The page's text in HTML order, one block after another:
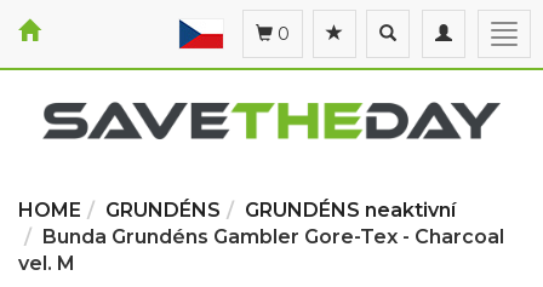
Toggle
navigation
Toggle
search
0
HOME GRUNDÉNS
GRUNDÉNS neaktivní
Bunda Grundéns Gambler Gore-Tex - Charcoal
vel. M